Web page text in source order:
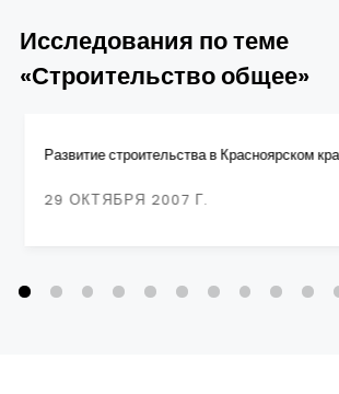
Исследования по теме
«Строительство общее»
Развитие строительства в Красноярском
29 ОКТЯБРЯ 2007 Г.